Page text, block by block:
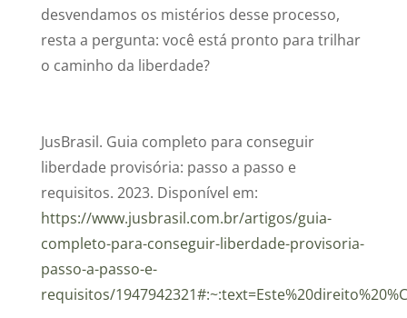
desvendamos os mistérios desse processo,
resta a pergunta: você está pronto para trilhar
o caminho da liberdade?
JusBrasil. Guia completo para conseguir
liberdade provisória: passo a passo e
requisitos. 2023. Disponível em:
https://www.jusbrasil.com.br/artigos/guia-
completo-para-conseguir-liberdade-provisoria-
passo-a-passo-e-
requisitos/